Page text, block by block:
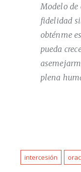
Modelo de
fidelidad
obténme
pueda
plena
intercesión